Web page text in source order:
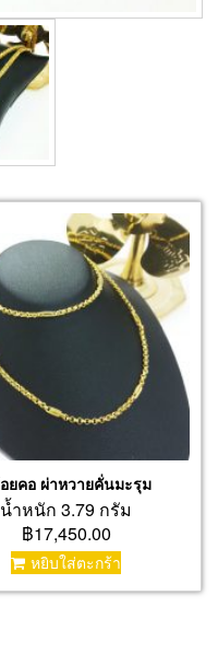
ยคอ ผ่าหวายคั่นมะรุม
น้ำหนัก 3.79 กรัม
฿17,450.00
หยิบใส่ตะกร้า